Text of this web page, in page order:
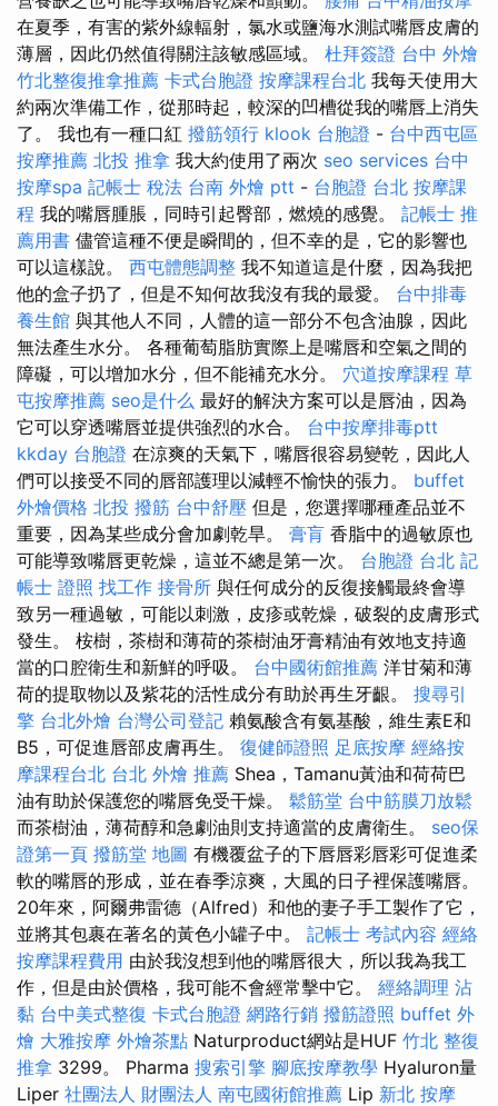
在夏季，有害的紫外線輻射，氯水或鹽海水測試嘴唇皮膚的
薄層，因此仍然值得關注該敏感區域。 杜拜簽證 台中 外燴
竹北整復推拿推薦 卡式台胞證 按摩課程台北 我每天使用大
約兩次準備工作，從那時起，較深的凹槽從我的嘴唇上消失
了。 我也有一種口紅 撥筋領行 klook 台胞證 - 台中西屯區
按摩推薦 北投 推拿 我大約使用了兩次 seo services 台中
按摩spa 記帳士 稅法 台南 外燴 ptt - 台胞證 台北 按摩課
程 我的嘴唇腫脹，同時引起臀部，燃燒的感覺。 記帳士 推
薦用書 儘管這種不便是瞬間的，但不幸的是，它的影響也
可以這樣說。 西屯體態調整 我不知道這是什麼，因為我把
他的盒子扔了，但是不知何故我沒有我的最愛。 台中排毒
養生館 與其他人不同，人體的這一部分不包含油腺，因此
無法產生水分。 各種葡萄脂肪實際上是嘴唇和空氣之間的
障礙，可以增加水分，但不能補充水分。 穴道按摩課程 草
屯按摩推薦 seo是什么 最好的解決方案可以是唇油，因為
它可以穿透嘴唇並提供強烈的水合。 台中按摩排毒ptt
kkday 台胞證 在涼爽的天氣下，嘴唇很容易變乾，因此人
們可以接受不同的唇部護理以減輕不愉快的張力。 buffet
外燴價格 北投 撥筋 台中舒壓 但是，您選擇哪種產品並不
重要，因為某些成分會加劇乾旱。 膏肓 香脂中的過敏原也
可能導致嘴唇更乾燥，這並不總是第一次。 台胞證 台北 記
帳士 證照 找工作 接骨所 與任何成分的反復接觸最終會導
致另一種過敏，可能以刺激，皮疹或乾燥，破裂的皮膚形式
發生。 桉樹，茶樹和薄荷的茶樹油牙膏精油有效地支持適
當的口腔衛生和新鮮的呼吸。 台中國術館推薦 洋甘菊和薄
荷的提取物以及紫花的活性成分有助於再生牙齦。 搜尋引
擎 台北外燴 台灣公司登記 賴氨酸含有氨基酸，維生素E和
B5，可促進唇部皮膚再生。 復健師證照 足底按摩 經絡按
摩課程台北 台北 外燴 推薦 Shea，Tamanu黃油和荷荷巴
油有助於保護您的嘴唇免受干燥。 鬆筋堂 台中筋膜刀放鬆
而茶樹油，薄荷醇和急劇油則支持適當的皮膚衛生。 seo保
證第一頁 撥筋堂 地圖 有機覆盆子的下唇唇彩唇彩可促進柔
軟的嘴唇的形成，並在春季涼爽，大風的日子裡保護嘴唇。
20年來，阿爾弗雷德（Alfred）和他的妻子手工製作了它，
並將其包裹在著名的黃色小罐子中。 記帳士 考試內容 經絡
按摩課程費用 由於我沒想到他的嘴唇很大，所以我為我工
作，但是由於價格，我可能不會經常擊中它。 經絡調理 沾
黏 台中美式整復 卡式台胞證 網路行銷 撥筋證照 buffet 外
燴 大雅按摩 外燴茶點 Naturproduct網站是HUF 竹北 整復
推拿 3299。 Pharma 搜索引擎 腳底按摩教學 Hyaluron量
Liper 社團法人 財團法人 南屯國術館推薦 Lip 新北 按摩